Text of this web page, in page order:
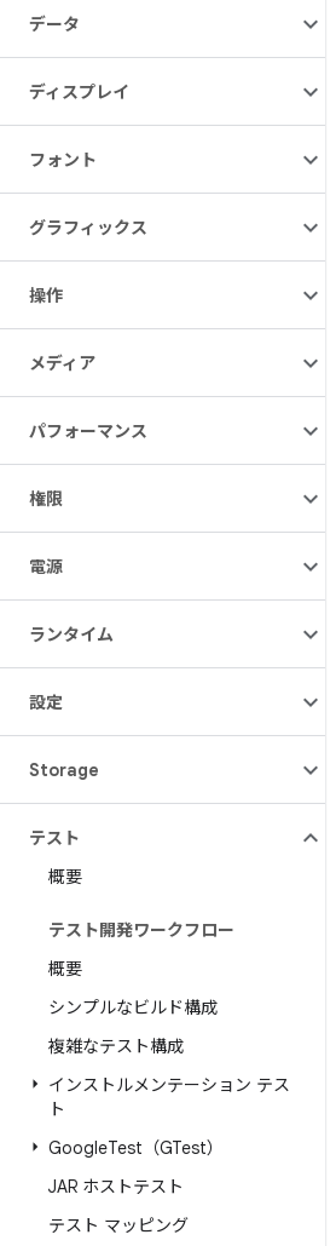
データ
ディスプレイ
フォント
グラフィックス
操作
メディア
パフォーマンス
権限
電源
ランタイム
設定
Storage
テスト
概要
テスト開発ワークフロー
概要
シンプルなビルド構成
複雑なテスト構成
インストルメンテーション テス
ト
GoogleTest（GTest）
JAR ホストテスト
テスト マッピング